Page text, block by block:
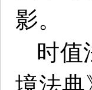
影。
时值